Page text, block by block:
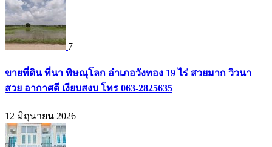
7
ขายที่ดิน ที่นา พิษณุโลก อำเภอวังทอง 19 ไร่ สวยมาก วิวนา
สวย อากาศดี เงียบสงบ โทร 063-2825635
12 มิถุนายน 2026